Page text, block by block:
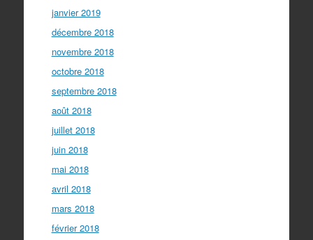
janvier 2019
décembre 2018
novembre 2018
octobre 2018
septembre 2018
août 2018
juillet 2018
juin 2018
mai 2018
avril 2018
mars 2018
février 2018